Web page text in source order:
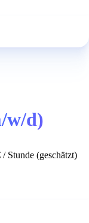
w/d)
Stunde (geschätzt)